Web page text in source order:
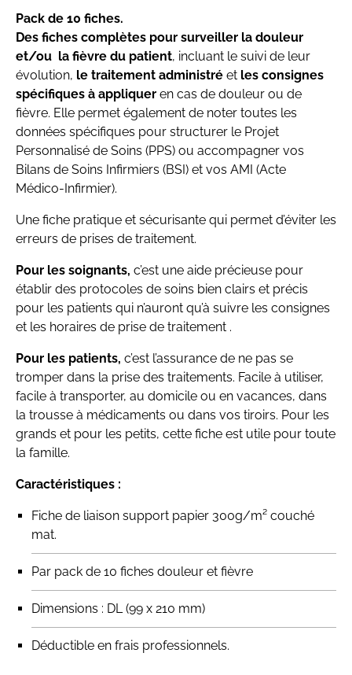
&
fièvre
Pack de 10 fiches.
Des fiches complètes pour surveiller la douleur
et/ou la fièvre du patient, incluant le suivi de leur
évolution, le traitement administré et les consignes
spécifiques à appliquer en cas de douleur ou de
fièvre. Elle permet également de noter toutes les
données spécifiques pour structurer le Projet
Personnalisé de Soins (PPS) ou accompagner vos
Bilans de Soins Infirmiers (BSI) et vos AMI (Acte
Médico-Infirmier).
Une fiche pratique et sécurisante qui permet d’éviter les
erreurs de prises de traitement.
Pour les soignants, c’est une aide précieuse pour
établir des protocoles de soins bien clairs et précis
pour les patients qui n’auront qu’à suivre les consignes
et les horaires de prise de traitement .
Pour les patients, c’est l’assurance de ne pas se
tromper dans la prise des traitements. Facile à utiliser,
facile à transporter, au domicile ou en vacances, dans
la trousse à médicaments ou dans vos tiroirs. Pour les
grands et pour les petits, cette fiche est utile pour toute
la famille.
Caractéristiques :
Fiche de liaison support papier 300g/m² couché
mat.
Par pack de 10 fiches douleur et fièvre
Dimensions : DL (99 x 210 mm)
Déductible en frais professionnels.